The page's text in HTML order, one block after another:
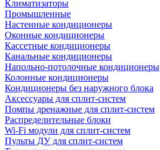
Климатизаторы
Промышленные
Настенные кондиционеры
Оконные кондиционеры
Кассетные кондиционеры
Канальные кондиционеры
Напольно-потолочные кондиционеры
Колонные кондиционеры
Кондиционеры без наружного блока
Аксессуары для сплит-систем
Помпы дренажные для сплит-систем
Распределительные блоки
Wi-Fi модули для сплит-систем
Пульты ДУ для сплит-систем